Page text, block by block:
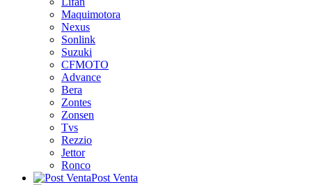
Maquimotora
Nexus
Sonlink
Suzuki
CFMOTO
Advance
Bera
Zontes
Zonsen
Tvs
Rezzio
Jettor
Ronco
Post Venta